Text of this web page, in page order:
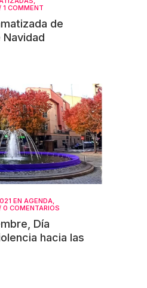
1 COMMENT
de
EN AGENDA,
0 COMENTARIOS
Día
hacia las